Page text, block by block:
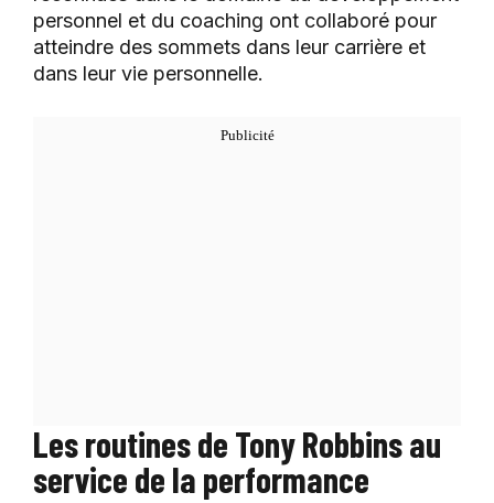
personnel et du coaching ont collaboré pour
atteindre des sommets dans leur carrière et
dans leur vie personnelle.
Les routines de Tony Robbins au
service de la performance